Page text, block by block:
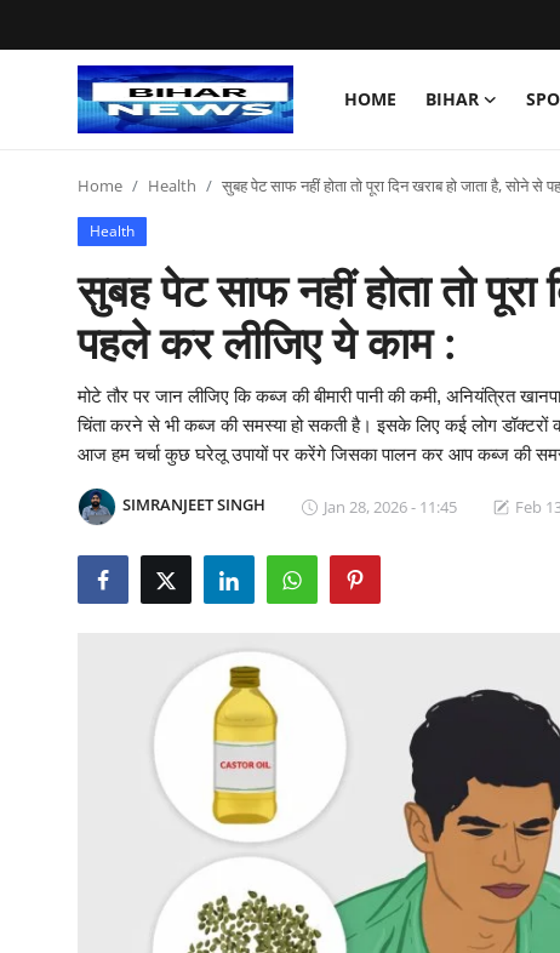
HOME BIHAR
Login
Register
Sports
Jharkhand
Technology
Career
Home Health सुबह पेट साफ नहीं होता तो पूरा दिन खराब हो जाता है, सोने से
Health
सुबह पेट साफ नहीं होता तो
पहले कर लीजिए ये काम :
मोटे तौर पर जान लीजिए कि कब्ज की बीमारी पानी की कमी, अनियंत्रित
चिंता करने से भी कब्ज की समस्या हो सकती है। इसके लिए कई लोग डॉक्टरों
आज हम चर्चा कुछ घरेलू उपायों पर करेंगे जिसका पालन कर आप कब्ज की
SIMRANJEET SINGH Jan 28, 2026 - 11:45 Feb